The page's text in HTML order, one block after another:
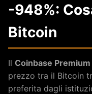
-948%:
Bitcoin
Il Coinbase Premium
prezzo tra il Bitcoin
preferita dagli